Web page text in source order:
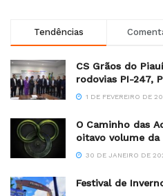
Tendências
CS Grãos do
rodovias PI-247,
1 DE FEVEREIRO DE
O Caminho das
oitavo volume da
30 DE JANEIRO DE
Festival de